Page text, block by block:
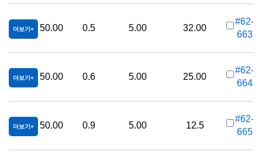
더보기 50.00 0.5 5.00 32.00
#62-
663
더보기 50.00 0.6 5.00 25.00
#62-
664
더보기 50.00 0.9 5.00 12.5
#62-
665